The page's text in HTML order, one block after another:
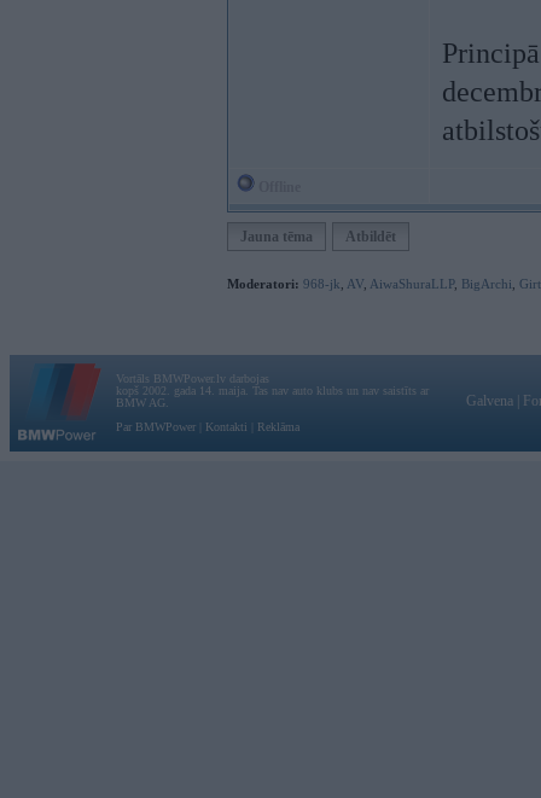
Jauna tēma Atbildēt
Moderatori: 968-jk AV AiwaShuraLLP, BigArchi
Vortāls BMWPower.lv darbojas
kopš 2002. gada 14. maija. Tas nav auto klubs un nav saistīts ar
BMW AG.
Par BMWPower
Kontakti Reklāma
Galvena